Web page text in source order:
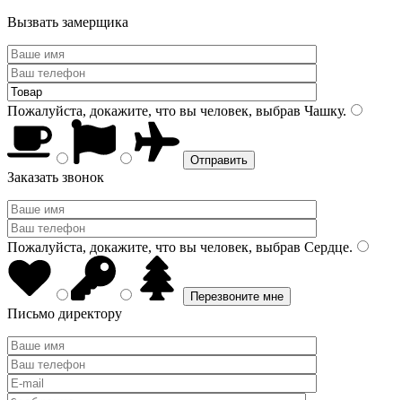
Вызвать замерщика
Пожалуйста, докажите, что вы человек, выбрав Чашку.
Заказать звонок
Пожалуйста, докажите, что вы человек, выбрав Сердце.
Письмо директору